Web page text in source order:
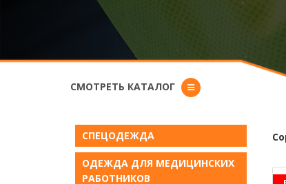
СМОТРЕТЬ КАТАЛОГ
СПЕЦОДЕЖДА
ОДЕЖДА ДЛЯ МЕДИЦИНСКИХ
РАБОТНИКОВ